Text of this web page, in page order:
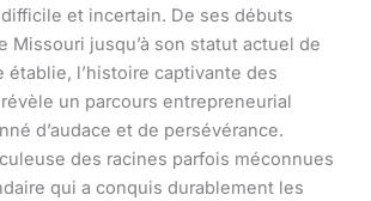
et incertain. De ses débuts
Missouri jusqu’à son statut actuel de
établie, l’histoire captivante des
révèle un parcours entrepreneurial
d’audace et de persévérance.
des racines parfois méconnues
qui a conquis durablement les